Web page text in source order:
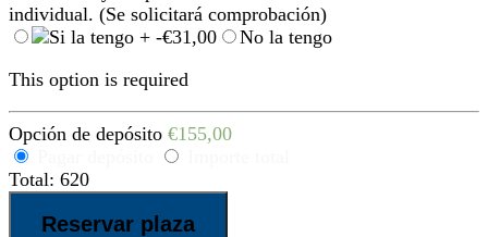
individual. (Se solicitará comprobación)
Si la tengo + -€31,00
No la tengo
This option is required
Opción de depósito €155,00
Total: 620
Trekking
MonteReservar plaza